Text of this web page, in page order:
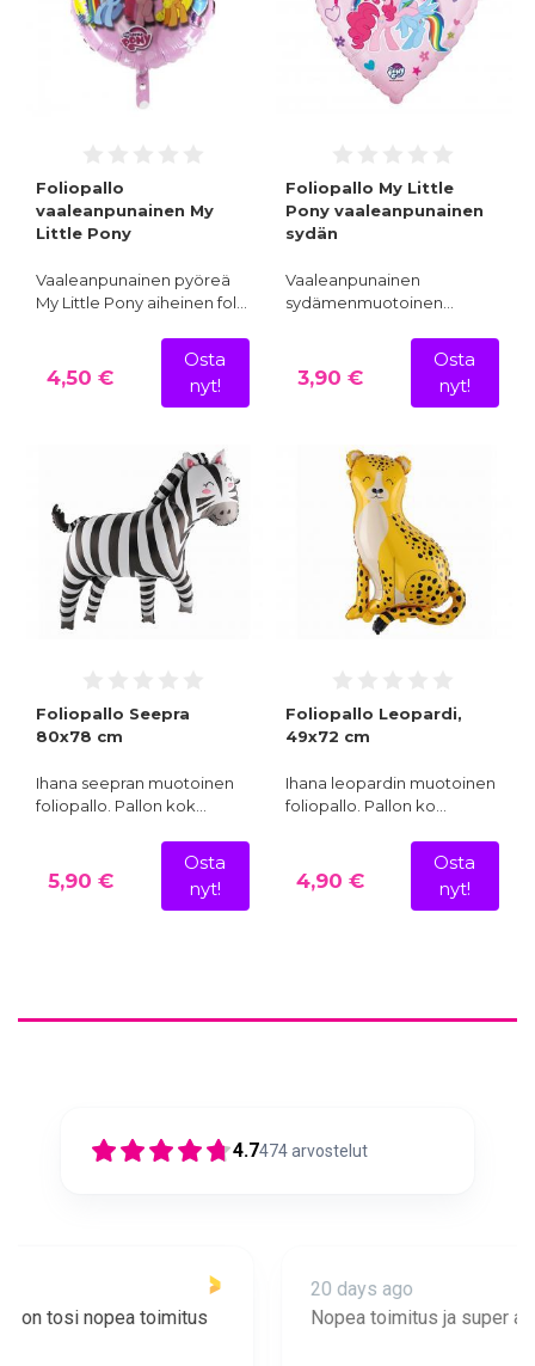
Foliopallo
vaaleanpunainen My
Little Pony
Vaaleanpunainen pyöreä
My Little Pony aiheinen fol…
4,50 €
Osta
nyt!
Foliopallo My Little
Pony vaaleanpunainen
sydän
Vaaleanpunainen
sydämenmuotoinen…
3,90 €
Osta
nyt!
Foliopallo Seepra
80x78 cm
Ihana seepran muotoinen
foliopallo. Pallon kok…
5,90 €
Osta
nyt!
Foliopallo Leopardi,
49x72 cm
Ihana leopardin muotoinen
foliopallo. Pallon ko…
4,90 €
Osta
nyt!
4.7474arvostelut
Nopea toimitus ja super asiakaspalvelua 🩷